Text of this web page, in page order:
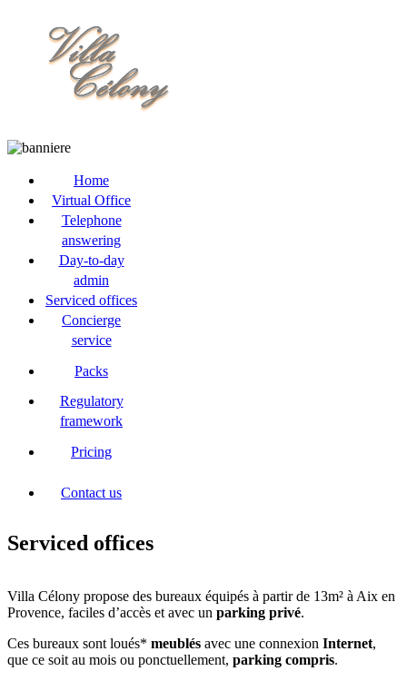
Home
Virtual Office
Telephone
answering
Day-to-day
admin
Serviced offices
Concierge
service
Packs
Regulatory
framework
Pricing
Contact us
Serviced offices
Villa Célony propose des bureaux équipés à partir de 13m² à Aix en
Provence, faciles d’accès et avec un parking privé.
Ces bureaux sont loués* meublés avec une connexion Internet,
que ce soit au mois ou ponctuellement, parking compris.